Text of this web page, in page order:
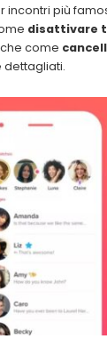
incontri più
disattivare
come
dettagliati.